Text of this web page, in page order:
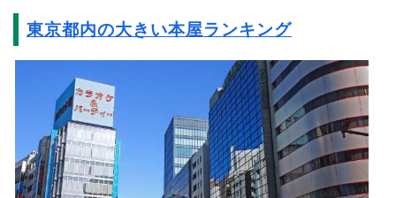
東京都内の大きい本屋ランキング